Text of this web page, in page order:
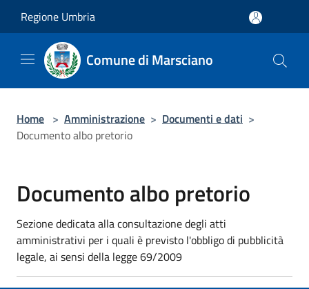
Regione Umbria
Comune di Marsciano
Home > Amministrazione > Documenti e dati >
Documento albo pretorio
Documento albo pretorio
Sezione dedicata alla consultazione degli atti
amministrativi per i quali è previsto l'obbligo di pubblicità
legale, ai sensi della legge 69/2009